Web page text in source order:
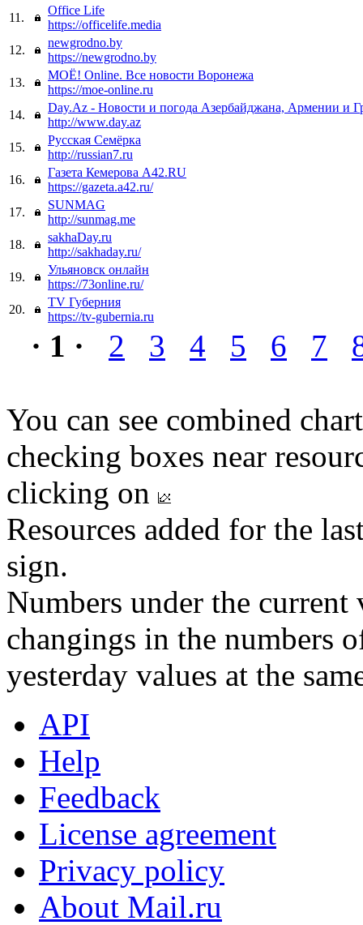
11.
Office Life
https://officelife.media
12.
newgrodno.by
https://newgrodno.by
13.
МОЁ! Online. Все новости Воронежа
https://moe-online.ru
14.
Day.Az - Новости и погода Азербайджана, Армении и
http://www.day.az
15.
Русская Семёрка
http://russian7.ru
16.
Газета Кемерова A42.RU
https://gazeta.a42.ru/
17.
SUNMAG
http://sunmag.me
18.
sakhaDay.ru
http://sakhaday.ru/
19.
Ульяновск онлайн
https://73online.ru/
20.
TV Губерния
https://tv-gubernia.ru
· 1 · 2 3 4 5 6 7
You can see combined
checking boxes near
clicking on
Resources added for the
sign.
Numbers under the
changings in the numbers
yesterday values at the
API
Help
Feedback
License agreement
Privacy policy
About Mail.ru